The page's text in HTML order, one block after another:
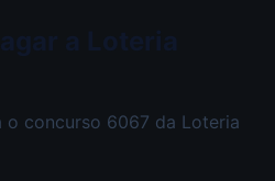
o concurso 6067 da Loteria